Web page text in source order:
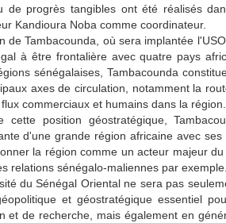
de progrès tangibles ont été réalisés
Kandioura Noba comme coordinateur.
de Tambacounda, où sera implantée
à être frontalière avec quatre pays
sénégalaises, Tambacounda
axes de circulation, notamment la
commerciaux et humains dans la région.
cette position géostratégique,
d'une grande région africaine avec
la région comme un acteur majeur
relations sénégalo-maliennes par exemple.
du Sénégal Oriental ne sera pas
et géostratégique essentiel
et de recherche, mais également en